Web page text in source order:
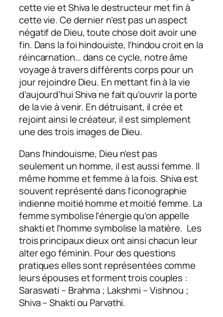
cette vie et Shiva le destructeur met fin à
cette vie. Ce dernier n’est pas un aspect
négatif de Dieu, toute chose doit avoir une
fin. Dans la foi hindouiste, l’hindou croit en la
réincarnation… dans ce cycle, notre âme
voyage à travers différents corps pour un
jour rejoindre Dieu. En mettant fin à la vie
d’aujourd’hui Shiva ne fait qu’ouvrir la porte
de la vie à venir. En détruisant, il crée et
rejoint ainsi le créateur, il est simplement
une des trois images de Dieu.
Dans l’hindouisme, Dieu n’est pas
seulement un homme, il est aussi femme. Il
même homme et femme à la fois. Shiva est
souvent représenté dans l’iconographie
indienne moitié homme et moitié femme. La
femme symbolise l’énergie qu’on appelle
shakti et l’homme symbolise la matière. Les
trois principaux dieux ont ainsi chacun leur
alter ego féminin. Pour des questions
pratiques elles sont représentées comme
leurs épouses et forment trois couples :
Saraswati – Brahma ; Lakshmi – Vishnou ;
Shiva – Shakti ou Parvathi.